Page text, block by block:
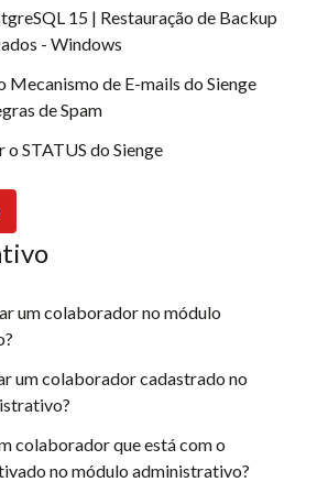
15 | Restauração de Backup
- Windows
Mecanismo de E-mails do Sienge
de Spam
STATUS do Sienge
um colaborador no módulo
um colaborador cadastrado no
colaborador que está com o
no módulo administrativo?